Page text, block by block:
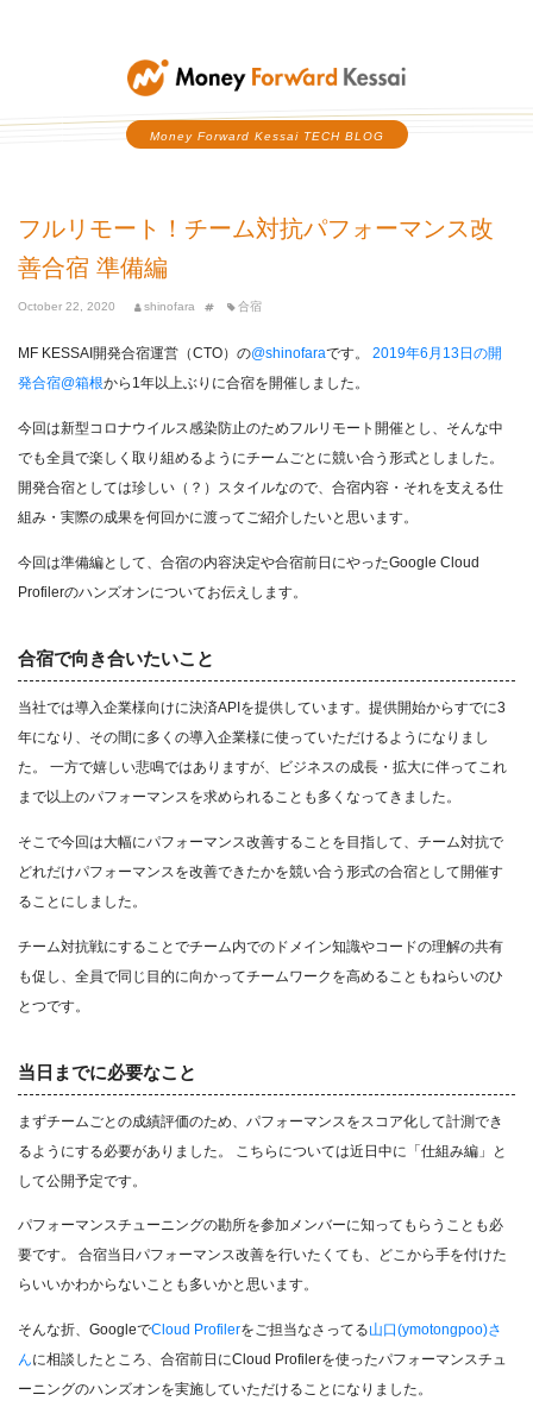
Money Forward Kessai
Money Forward Kessai TECH BLOG
フルリモート！チーム対抗パフォーマンス改
善合宿 準備編
October 22, 2020 shinofara 合宿
MF KESSAI開発合宿運営（CTO）の@shinofaraです。 2019年6月13日の開
発合宿@箱根から1年以上ぶりに合宿を開催しました。
今回は新型コロナウイルス感染防止のためフルリモート開催とし、そんな中
でも全員で楽しく取り組めるようにチームごとに競い合う形式としました。
開発合宿としては珍しい（？）スタイルなので、合宿内容・それを支える仕
組み・実際の成果を何回かに渡ってご紹介したいと思います。
今回は準備編として、合宿の内容決定や合宿前日にやったGoogle Cloud
Profilerのハンズオンについてお伝えします。
合宿で向き合いたいこと
当社では導入企業様向けに決済APIを提供しています。提供開始からすでに3
年になり、その間に多くの導入企業様に使っていただけるようになりまし
た。 一方で嬉しい悲鳴ではありますが、ビジネスの成長・拡大に伴ってこれ
まで以上のパフォーマンスを求められることも多くなってきました。
そこで今回は大幅にパフォーマンス改善することを目指して、チーム対抗で
どれだけパフォーマンスを改善できたかを競い合う形式の合宿として開催す
ることにしました。
チーム対抗戦にすることでチーム内でのドメイン知識やコードの理解の共有
も促し、全員で同じ目的に向かってチームワークを高めることもねらいのひ
とつです。
当日までに必要なこと
まずチームごとの成績評価のため、パフォーマンスをスコア化して計測でき
るようにする必要がありました。 こちらについては近日中に「仕組み編」と
して公開予定です。
パフォーマンスチューニングの勘所を参加メンバーに知ってもらうことも必
要です。 合宿当日パフォーマンス改善を行いたくても、どこから手を付けた
らいいかわからないことも多いかと思います。
そんな折、GoogleでCloud Profilerをご担当なさってる山口(ymotongpoo)さ
んに相談したところ、合宿前日にCloud Profilerを使ったパフォーマンスチュ
ーニングのハンズオンを実施していただけることになりました。